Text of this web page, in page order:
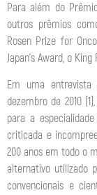
Para além do
outros prêmios
Rosen Prize for
Japan’s Award, o
Em uma
dezembro de 2010
para a
criticada e
200 anos em todo o
alternativo utilizado
convencionais e